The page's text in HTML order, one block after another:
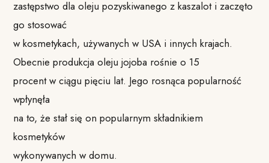
zastępstwo dla oleju pozyskiwanego z kaszalot i zaczęto
go stosować
w kosmetykach, używanych w USA i innych krajach.
Obecnie produkcja oleju jojoba rośnie o 15
procent w ciągu pięciu lat. Jego rosnąca popularność
wpłynęła
na to, że stał się on popularnym składnikiem
kosmetyków
wykonywanych w domu.